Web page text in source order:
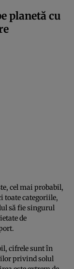
planetă cu
cel mai probabil,
toate categoriile,
să fie singurul
de
cifrele sunt în
privind solul